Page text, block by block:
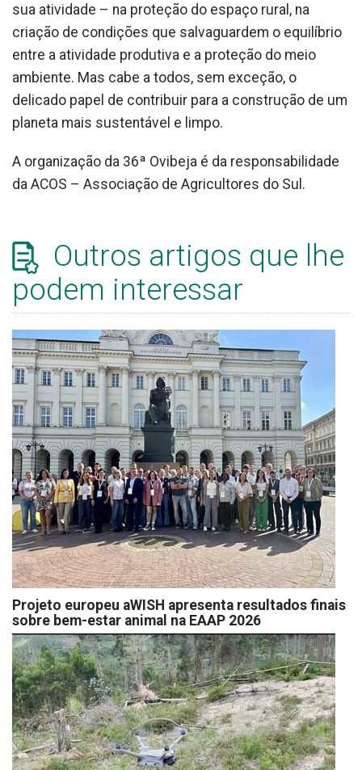
sua atividade – na proteção do espaço rural, na
criação de condições que salvaguardem o equilíbrio
entre a atividade produtiva e a proteção do meio
ambiente. Mas cabe a todos, sem exceção, o
delicado papel de contribuir para a construção de um
planeta mais sustentável e limpo.
A organização da 36ª Ovibeja é da responsabilidade
da ACOS – Associação de Agricultores do Sul.
Outros artigos que lhe
podem interessar
Projeto europeu aWISH apresenta resultados finais
sobre bem-estar animal na EAAP 2026